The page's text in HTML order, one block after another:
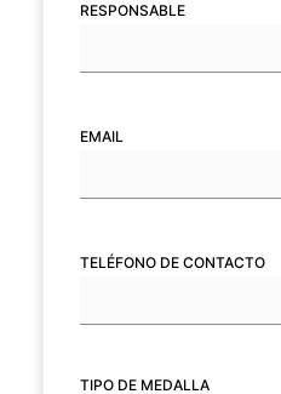
RESPONSABLE
EMAIL
TELÉFONO DE CONTACTO
TIPO DE MEDALLA